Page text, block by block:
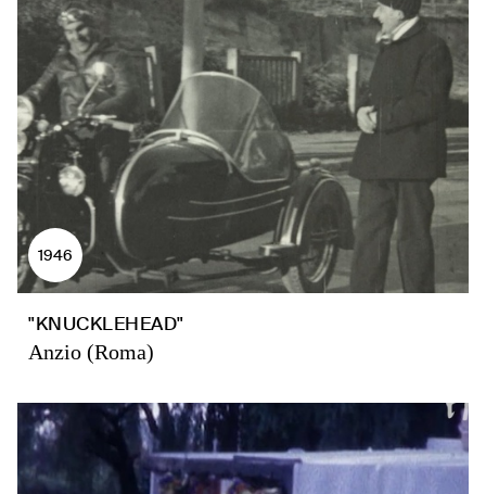
1946
"KNUCKLEHEAD"
Anzio (Roma)